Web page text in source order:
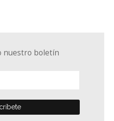
nuestro boletín